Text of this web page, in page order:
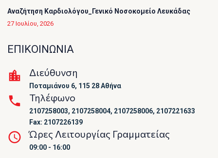
Αναζήτηση Καρδιολόγου_Γενικό Νοσοκομείο Λευκάδας
27 Ιουλίου, 2026
ΕΠΙΚΟΙΝΩΝΙΑ
Διεύθυνση
Ποταμιάνου 6, 115 28 Αθήνα
Τηλέφωνο
2107258003, 2107258004, 2107258006, 2107221633
Fax: 2107226139
Ώρες Λειτουργίας Γραμματείας
09:00 - 16:00